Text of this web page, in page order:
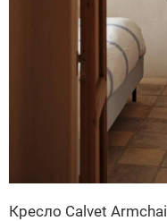
Кресло Calvet